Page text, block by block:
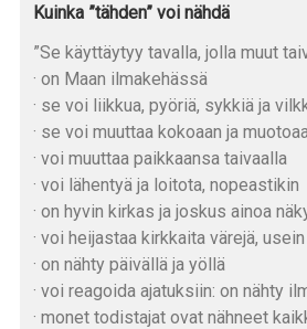
Kuinka ”tähden” voi nähdä
”Se käyttäytyy tavalla, jolla muut
· on Maan ilmakehässä
· se voi liikkua, pyöriä, sykkiä ja
· se voi muuttaa kokoaan ja
· voi muuttaa paikkaansa taivaalla
· voi lähentyä ja loitota, nopeastikin
· on hyvin kirkas ja joskus ainoa
· voi heijastaa kirkkaita värejä,
· on nähty päivällä ja yöllä
· voi reagoida ajatuksiin: on nähty
· monet todistajat ovat nähneet